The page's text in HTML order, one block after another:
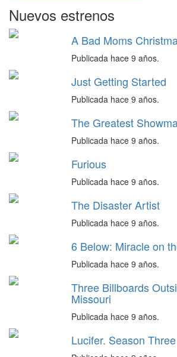
Nuevos estrenos
A Bad Moms
Publicada hace 9 años.
Just Getting Started
Publicada hace 9 años.
The Greatest
Publicada hace 9 años.
Furious
Publicada hace 9 años.
The Disaster Artist
Publicada hace 9 años.
6 Below: Miracle on
Publicada hace 9 años.
Three Billboards
Missouri
Publicada hace 9 años.
Lucifer. Season Three